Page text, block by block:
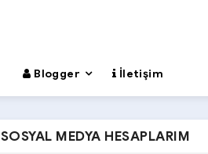
Blogger İletişim
SOSYAL MEDYA HESAPLARIM